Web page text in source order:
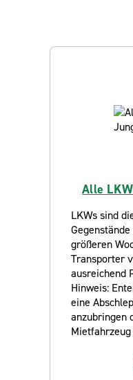
Alle
LKWs sind
größeren
Transporter
ausreichend
Hinweis:
eine
anzubringen